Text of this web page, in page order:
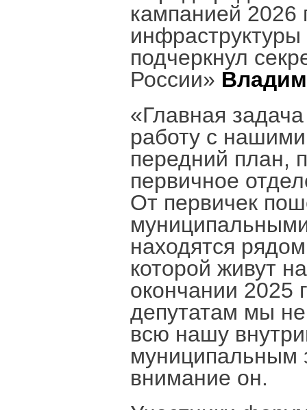
кампанией 2026
инфраструктуры
подчеркнул
России»
«Главная
работу с
передний план,
первичное
От первичек
находятся
которой живут
окончании 2025
депутатам мы
всю нашу
муниципальным
внимание он.